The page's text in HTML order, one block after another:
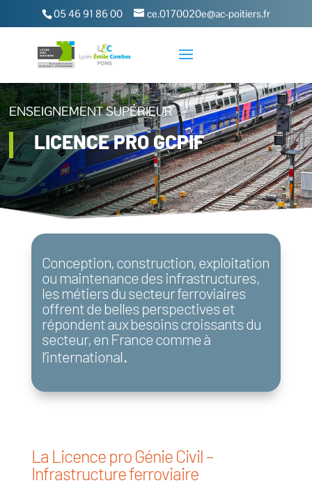
05 46 91 86 00 ce.0170020e@ac-poitiers.fr
ENSEIGNEMENT SUPÉRIEUR
LICENCE PRO GCPIF
Conception, construction, exploitation
ou maintenance des infrastructures,
les métiers du secteur ferroviaires
offrent de belles perspectives et
répondent aux besoins croissants du
secteur, en France comme à
l’international.
La Licence pro Génie Civil –
Infrastructure ferroviaire